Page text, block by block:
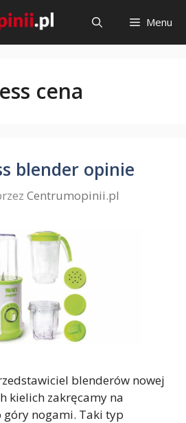
Menu
cena
blender opinie
Centrumopinii.pl
blenderów nowej
kielich zakręcamy na
nogami. Taki typ